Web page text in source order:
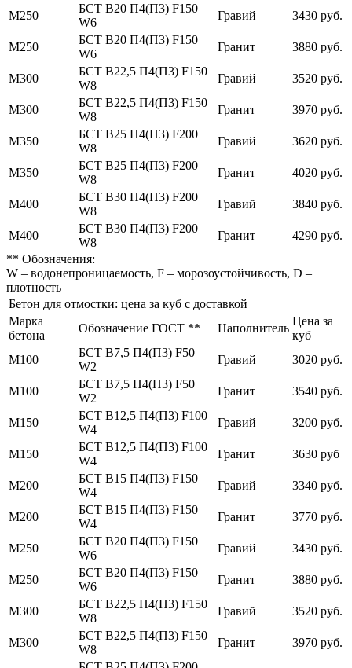
М250
БСТ В20 П4(П3) F150
W6
Гравий 3430 руб.
М250
БСТ В20 П4(П3) F150
W6
Гранит 3880 руб.
М300
БСТ В22,5 П4(П3) F150
W8
Гравий 3520 руб.
М300
БСТ В22,5 П4(П3) F150
W8
Гранит 3970 руб.
М350
БСТ В25 П4(П3) F200
W8
Гравий 3620 руб.
М350
БСТ В25 П4(П3) F200
W8
Гранит 4020 руб.
М400
БСТ В30 П4(П3) F200
W8
Гравий 3840 руб.
М400
БСТ В30 П4(П3) F200
W8
Гранит
4290 руб.
** Обозначения:
W – водонепроницаемость, F – морозоустойчивость, D –
плотность
Бетон для отмостки: цена за куб с доставкой
Марка
бетона
Обозначение ГОСТ ** Наполнитель
Цена за
куб
М100
БСТ В7,5 П4(П3) F50
W2
Гравий 3020 руб.
М100
БСТ В7,5 П4(П3) F50
W2
Гранит 3540 руб.
М150
БСТ В12,5 П4(П3) F100
W4
Гравий 3200 руб.
М150
БСТ В12,5 П4(П3) F100
W4
Гранит 3630 руб
М200
БСТ В15 П4(П3) F150
W4
Гравий 3340 руб.
М200
БСТ В15 П4(П3) F150
W4
Гранит 3770 руб.
М250
БСТ В20 П4(П3) F150
W6
Гравий 3430 руб.
М250
БСТ В20 П4(П3) F150
W6
Гранит 3880 руб.
М300
БСТ В22,5 П4(П3) F150
W8
Гравий 3520 руб.
М300
БСТ В22,5 П4(П3) F150
W8
Гранит 3970 руб.